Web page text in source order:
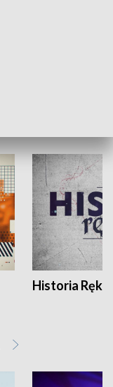
Historia Ręką